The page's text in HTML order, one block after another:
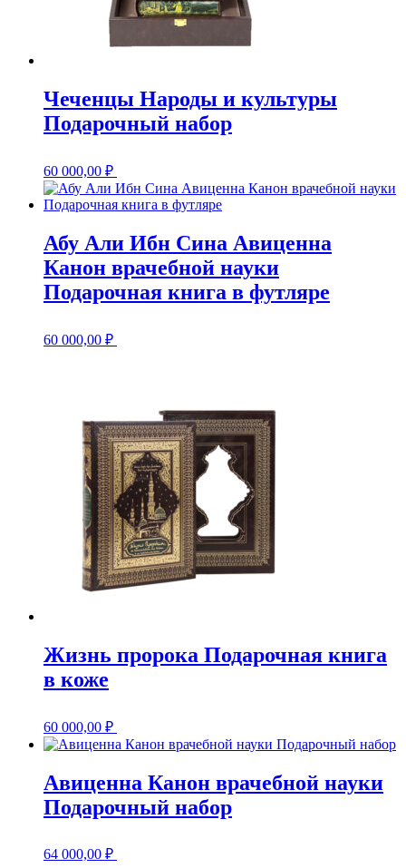
Чеченцы Народы и культуры
Подарочный набор
60 000,00 ₽
Абу Али Ибн Сина Авиценна
Канон врачебной науки
Подарочная книга в футляре
60 000,00 ₽
Жизнь пророка Подарочная книга
в коже
60 000,00 ₽
Авиценна Канон врачебной науки
Подарочный набор
64 000,00 ₽